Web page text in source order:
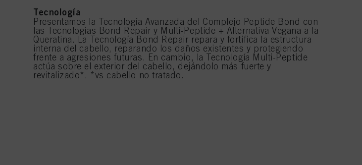
Tecnología
Presentamos la Tecnología Avanzada del Complejo Peptide Bond con
las Tecnologías Bond Repair y Multi-Peptide + Alternativa Vegana a la
Queratina. La Tecnología Bond Repair repara y fortifica la estructura
interna del cabello, reparando los daños existentes y protegiendo
frente a agresiones futuras. En cambio, la Tecnología Multi-Peptide
actúa sobre el exterior del cabello, dejándolo más fuerte y
revitalizado*. *vs cabello no tratado.